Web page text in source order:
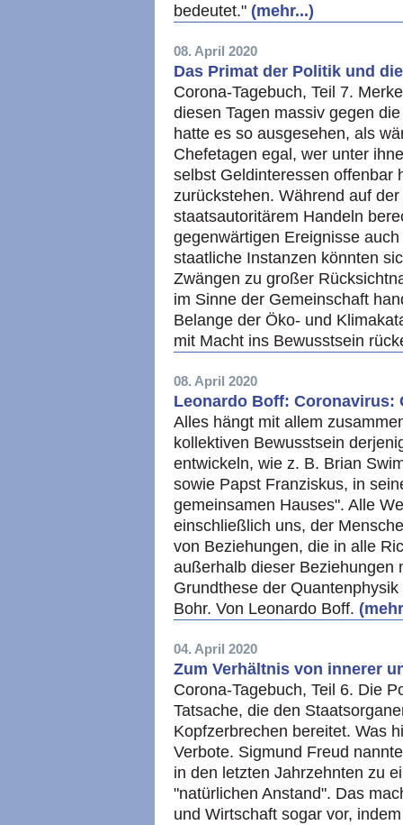
bedeutet." (mehr...)
08. April 2020
Das Primat der Politik und
Corona-Tagebuch, Teil 7.
diesen Tagen massiv gegen
hatte es so ausgesehen, als
Chefetagen egal, wer unter
selbst Geldinteressen offenbar
zurückstehen. Während auf
staatsautoritärem Handeln
gegenwärtigen Ereignisse
staatliche Instanzen könnten
Zwängen zu großer
im Sinne der Gemeinschaft
Belange der Öko- und
mit Macht ins Bewusstsein
08. April 2020
Leonardo Boff: Coronavirus:
Alles hängt mit allem
kollektiven Bewusstsein
entwickeln, wie z. B. Brian
sowie Papst Franziskus, in
gemeinsamen Hauses". Alle
einschließlich uns, der
von Beziehungen, die in alle
außerhalb dieser Beziehungen
Grundthese der
Bohr. Von Leonardo Boff.
04. April 2020
Zum Verhältnis von innerer
Corona-Tagebuch, Teil 6. Die
Tatsache, die den
Kopfzerbrechen bereitet. Was
Verbote. Sigmund Freud
in den letzten Jahrzehnten zu
"natürlichen Anstand". Das
und Wirtschaft sogar vor,